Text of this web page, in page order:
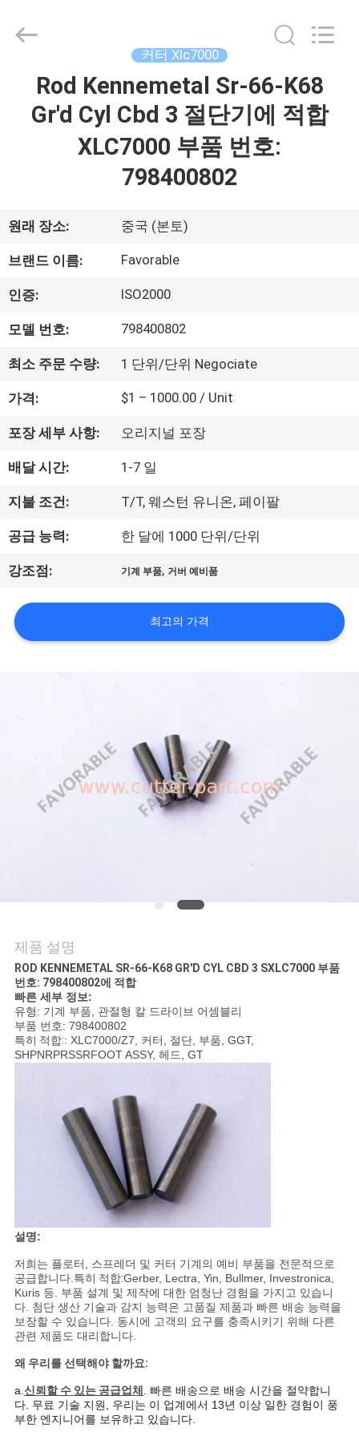
우
리
에
대
하
여
공
장
여
행
품
질
뉴
스
인
용
세
요
사
이
트
DONGGUAN
FAVORABLE
커터 Xlc7000
Rod Kennemetal Sr-66-K68
Gr'd Cyl Cbd 3 절단기에 적합
XLC7000 부품 번호:
798400802
원래 장소: 중국 (본토)
브랜드 이름: Favorable
인증: ISO2000
모델 번호: 798400802
최소 주문 수량: 1 단위/단위 Negociate
가격: $1 – 1000.00 / Unit
포장 세부 사항: 오리지널 포장
배달 시간: 1-7 일
지불 조건: T/T, 웨스턴 유니온, 페이팔
공급 능력: 한 달에 1000 단위/단위
강조점: 기계 부품, 거버 예비품
최고의 가격
제품 설명
ROD KENNEMETAL SR-66-K68 GR'D CYL CBD 3 SXLC7000 부품
번호: 798400802에 적합
빠른 세부 정보:
유형: 기계 부품, 관절형 칼 드라이브 어셈블리
부품 번호: 798400802
특히 적합:: XLC7000/Z7, 커터, 절단, 부품, GGT,
SHPNRPRSSRFOOT ASSY, 헤드, GT
설명:
저희는 플로터, 스프레더 및 커터 기계의 예비 부품을 전문적으로
공급합니다. 특히 적합:Gerber, Lectra, Yin, Bullmer, Investronica,
Kuris 등. 부품 설계 및 제작에 대한 엄청난 경험을 가지고 있습니
다. 첨단 생산 기술과 감지 능력은 고품질 제품과 빠른 배송 능력을
보장할 수 있습니다. 동시에 고객의 요구를 충족시키기 위해 다른
관련 제품도 대리합니다.
왜 우리를 선택해야 할까요:
a. 신뢰할 수 있는 공급업체
. 빠른 배송으로 배송 시간을 절약합니
다. 무료 기술 지원, 우리는 이 업계에서 13년 이상 일한 경험이 풍
부한 엔지니어를 보유하고 있습니다.